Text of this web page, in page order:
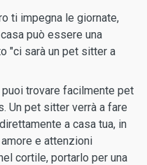
ti impegna le giornate,
può essere una
"ci sarà un pet sitter a
puoi trovare facilmente pet
Un pet sitter verrà a fare
a casa tua, in
e attenzioni
cortile, portarlo per una